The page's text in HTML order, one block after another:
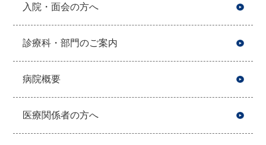
入院・面会の方へ
診療科・部門のご案内
病院概要
医療関係者の方へ